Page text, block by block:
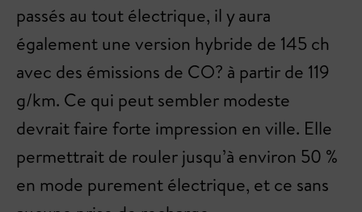
passés au tout électrique, il y aura
également une version hybride de 145 ch
avec des émissions de CO? à partir de 119
g/km. Ce qui peut sembler modeste
devrait faire forte impression en ville. Elle
permettrait de rouler jusqu’à environ 50 %
en mode purement électrique, et ce sans